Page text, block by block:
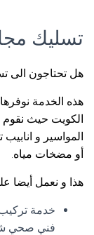
تسليك
هل تحتاجون الى
هذه الخدمة نوفرها
الكويت حيث نقوم
المواسير و
أو مضخات مياه.
هذا و نعمل أيضا
خدمة تركيب
فني صحي